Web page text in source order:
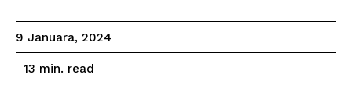
9 Januara, 2024
13 min. read